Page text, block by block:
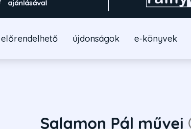
előrendelhető újdonságok e-könyvek
Salamon Pál művei